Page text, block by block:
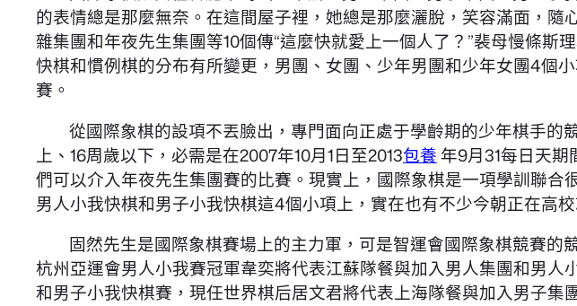
的表情總是那麼無奈。在這間屋子裡，她總是那麼灑脫，笑容滿面，
雜集團和年夜先生集團等10個傳“這麼快就愛上一個人了？”裴母慢條
快棋和慣例棋的分布有所變更，男團、女團、少年男團和少年女團4個
賽。
從國際象棋的設項不丟臉出，專門面向正處于學齡期的少年棋手
上、16周歲以下，必需是在2007年10月1日至2013包養年9月31每日天
們可以介入年夜先生集團賽的比賽。現實上，國際象棋是一項學訓聯合
男人小我快棋和男子小我快棋這4個小項上，實在也有不少今朝正在高
固然先生是國際象棋賽場上的主力軍，可是智運會國際象棋競賽
杭州亞運會男人小我賽冠軍韋奕將代表江蘇隊餐與加入男人集團和男
和男子小我快棋賽，現任世界棋后居文君將代表上海隊餐與加入男子集